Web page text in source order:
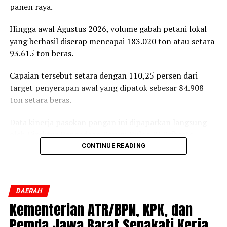
Reporter:Juan Ambarita
panen raya.
Hingga awal Agustus 2026, volume gabah petani lokal
yang berhasil diserap mencapai 183.020 ton atau setara
93.615 ton beras.
Capaian tersebut setara dengan 110,25 persen dari
target penyerapan awal yang dipatok sebesar 84.908
ton setara beras.
Setyanto saat beraudiensi dengan Bupati Jember
penstabilan harga di tingkat produsen, pengelolaan
cadangan beras, hingga skema perlindungan
pendapatan petani lokal.
CONTINUE READING
DAERAH
Kementerian ATR/BPN, KPK, dan